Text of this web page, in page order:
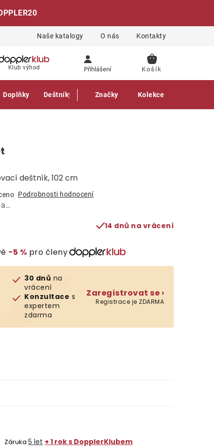
Naše katalogy O nás Kontakty
Klub výhod Přihlášení
NÁKUPNÍ
Doplňky Deštníky Gastro produkty
Značky Kolekce
deštník, 102 cm
Podrobnosti hodnocení
14 dnů na vrácení
−5 % pro členy
30 dnů na
vrácení
Konzultace s
expertem
zdarma
Zaregistrovat se ›
Registrace je ZDARMA
Záruka 5 let + 1 rok s DopplerKlubem